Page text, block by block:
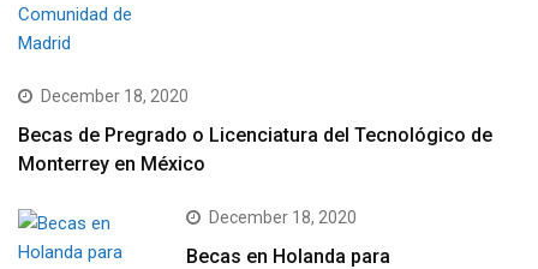
December 18, 2020
Becas de Pregrado o Licenciatura del Tecnológico de
Monterrey en México
December 18, 2020
Becas en Holanda para